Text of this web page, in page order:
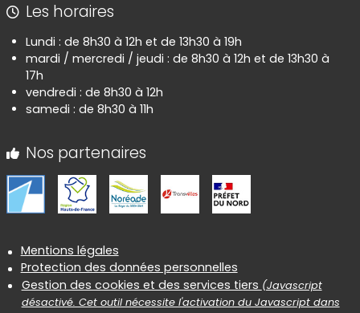
Les horaires
Lundi : de 8h30 à 12h et de 13h30 à 19h
mardi / mercredi / jeudi : de 8h30 à 12h et de 13h30 à
17h
vendredi : de 8h30 à 12h
samedi : de 8h30 à 11h
Nos partenaires
Informations réglementaires
Mentions légales
Protection des données personnelles
Gestion des cookies et des services tiers (Javascript
désactivé. Cet outil nécessite l'activation du Javascript dans